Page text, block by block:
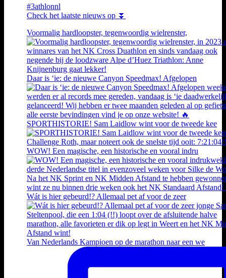
#3athlonnl
Check het laatste nieuws op ⏬
Voormalig hardloopster, tegenwoordig wielrenster,
Daar is ‘ie: de nieuwe Canyon Speedmax! Afgelopen
SPORTHISTORIE! Sam Laidlow wint voor de tweede kee
WOW! Een magische, een historische en vooral indru
Wát is hier gebeurd!? Allemaal pet af voor de zeer
Van Nederlands Kampioen op de marathon naar een we